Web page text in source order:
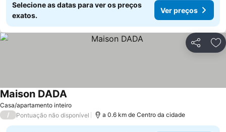
Selecione as datas para ver os preços
exatos.
Ver preços
Partilhar
Casa/apartamento inteiro
Maison DADA
/ Pontuação não disponível a 0.6 km de Centro da cidade